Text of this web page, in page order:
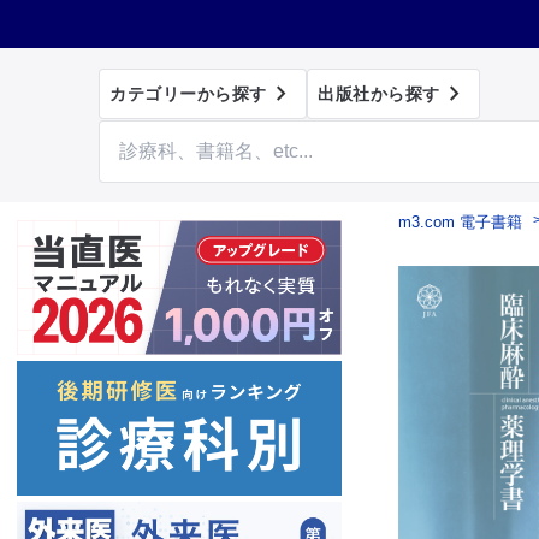
カテゴリーから探す  出版社から探す 
m3.com 電子書籍